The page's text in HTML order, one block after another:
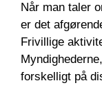
Når man taler
er det
Frivillige
forskelligt på